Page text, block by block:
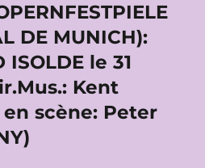
DE MUNICH):
ISOLDE le 31
Kent
en scène: Peter